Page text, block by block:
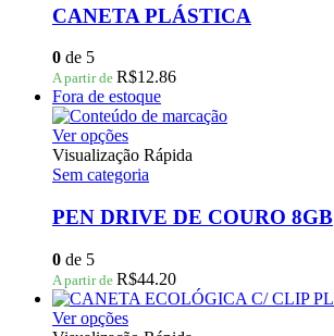
variantes.
As
podem
ser
escolhidas
na
página
do
produto
CANETA PLÁSTICA
0 de 5
A partir de R$12.86
Fora de estoque
Ver opçõesEste
produto
tem
variantes.
As
podem
ser
escolhidas
na
Visualização Rápida
Sem categoria
PEN DRIVE DE COURO 8GB
0 de 5
A partir de R$44.20
Ver opçõesEste